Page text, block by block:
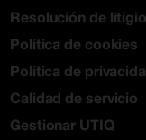
Resolución de
Política de cookies
Política de
Calidad de servicio
Gestionar UTIQ